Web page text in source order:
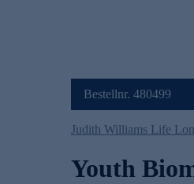
Bestellnr. 480499
Judith Williams Life
Youth